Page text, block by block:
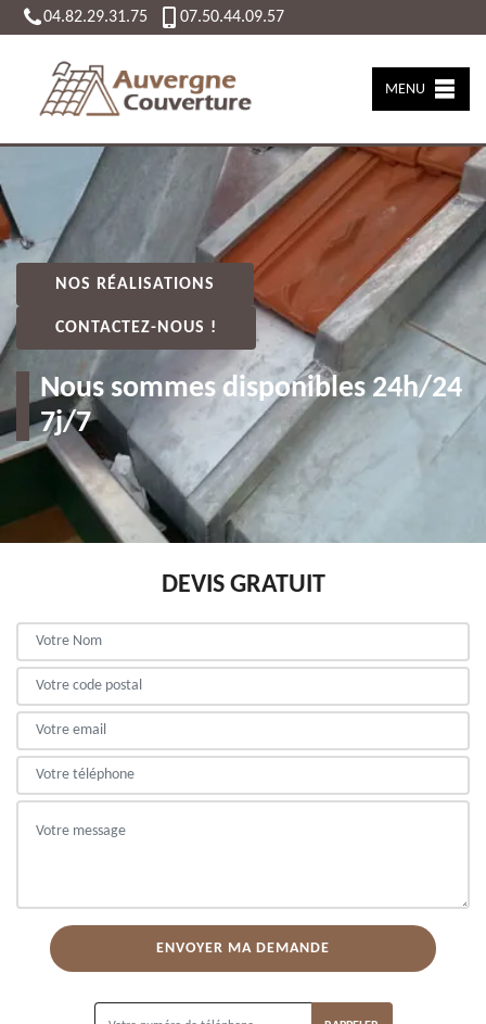
04.82.29.31.75 07.50.44.09.57
MENU
NOS RÉALISATIONS
CONTACTEZ-NOUS !
Nous sommes disponibles 24h/24
7j/7
DEVIS GRATUIT